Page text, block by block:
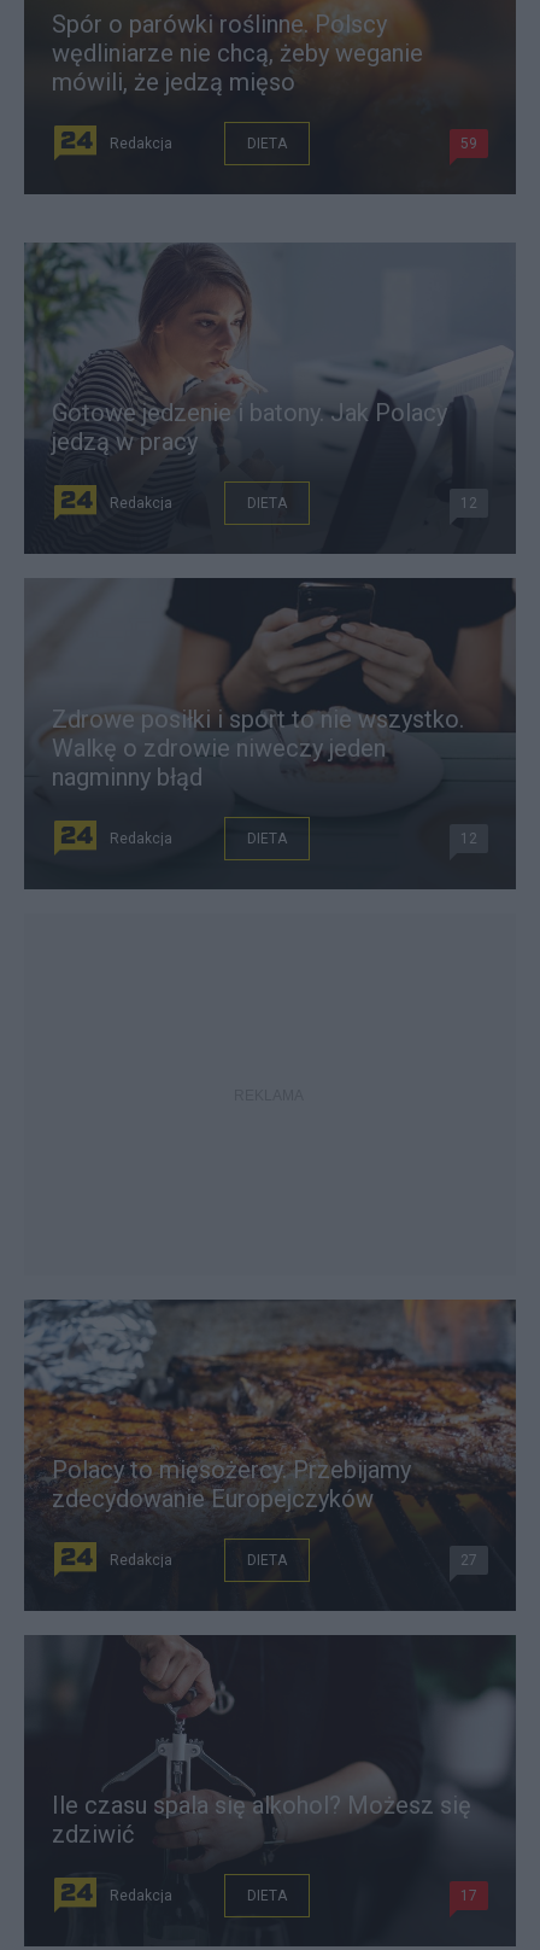
Spór o parówki roślinne. Polscy
wędliniarze nie chcą, żeby weganie
mówili, że jedzą mięso
Redakcja DIETA 59
Gotowe jedzenie i batony. Jak Polacy
jedzą w pracy
Redakcja DIETA 12
Zdrowe posiłki i sport to nie wszystko.
Walkę o zdrowie niweczy jeden
nagminny błąd
Redakcja DIETA 12
Polacy to mięsożercy. Przebijamy
zdecydowanie Europejczyków
Redakcja DIETA 27
Ile czasu spala się alkohol? Możesz się
zdziwić
Redakcja DIETA 17